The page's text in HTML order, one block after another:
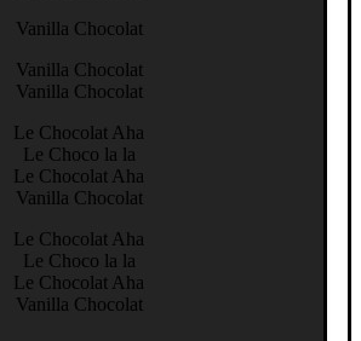
Vanilla Chocolat
Vanilla Chocolat
Vanilla Chocolat
Le Chocolat Aha
Le Choco la la
Le Chocolat Aha
Vanilla Chocolat
Le Chocolat Aha
Le Choco la la
Le Chocolat Aha
Vanilla Chocolat